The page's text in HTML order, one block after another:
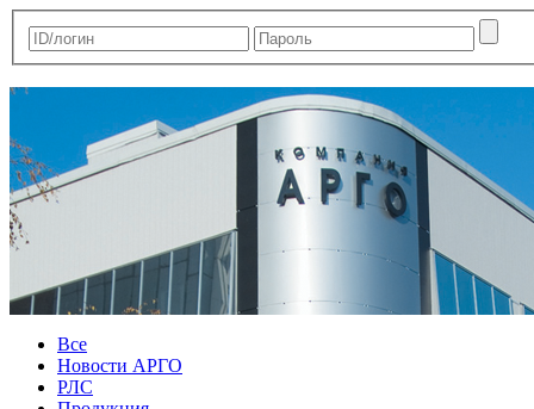
Все
Новости АРГО
РЛС